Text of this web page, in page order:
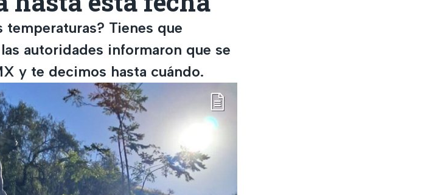
temperaturas? Tienes que
autoridades informaron que se
y te decimos hasta cuándo.